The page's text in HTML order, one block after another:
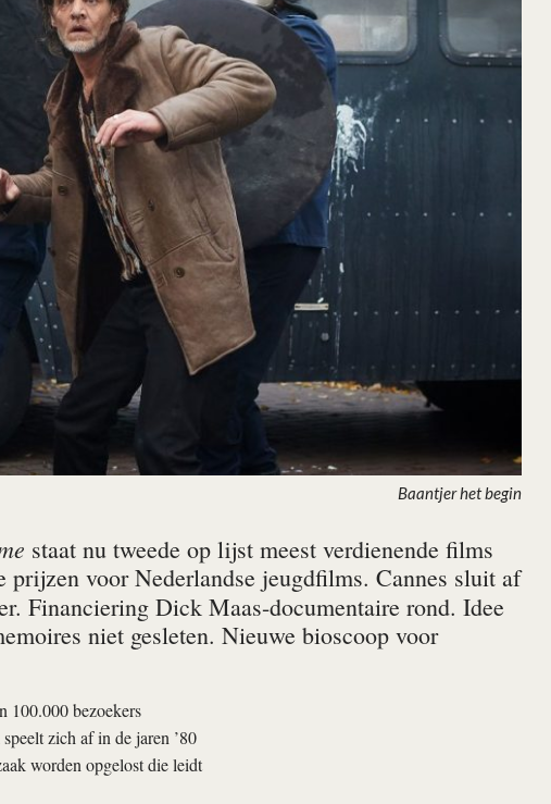
Baantjer het begin
staat nu tweede op lijst meest verdienende films
voor Nederlandse jeugdfilms. Cannes sluit af
Financiering Dick Maas-documentaire rond. Idee
niet gesleten. Nieuwe bioscoop voor
100.000 bezoekers
zich af in de jaren ’80
worden opgelost die leidt